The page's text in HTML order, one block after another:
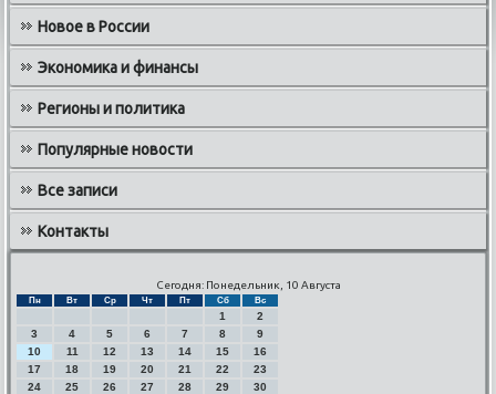
Новое в России
Экономика и финансы
Регионы и политика
Популярные новости
Все записи
Контакты
Сегодня: Понедельник, 10 Августа
Пн Вт Ср Чт Пт Сб Вс
1
2
3
4 5 6 7 8
9
10
11 12 13 14 15
16
17
18 19 20 21 22
23
24
25 26 27 28 29
30